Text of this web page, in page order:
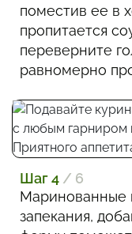
поместив ее в
пропитается
переверните
равномерно
Шаг 4 / 6
Маринованные
запекания,